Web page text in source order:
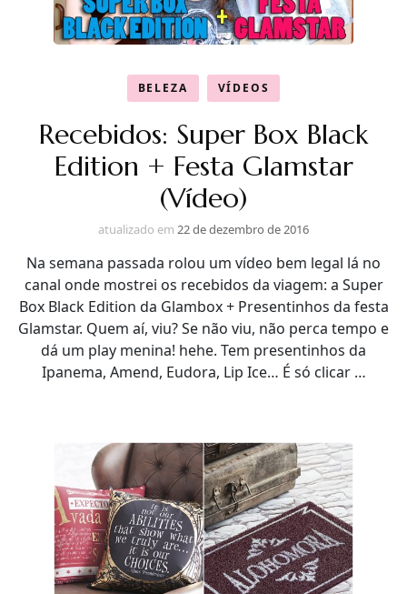
BELEZA VÍDEOS
Recebidos: Super Box Black
Edition + Festa Glamstar
(Vídeo)
atualizado em 22 de dezembro de 2016
Na semana passada rolou um vídeo bem legal lá no
canal onde mostrei os recebidos da viagem: a Super
Box Black Edition da Glambox + Presentinhos da festa
Glamstar. Quem aí, viu? Se não viu, não perca tempo e
dá um play menina! hehe. Tem presentinhos da
Ipanema, Amend, Eudora, Lip Ice… É só clicar …